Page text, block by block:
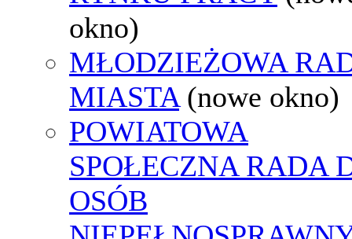
okno)
MŁODZIEŻOWA
MIASTA (nowe okno)
POWIATOWA
SPOŁECZNA RADA
OSÓB